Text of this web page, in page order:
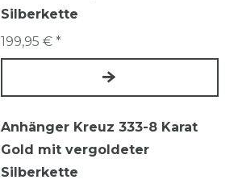
Silberkette
199,95 € *
Anhänger Kreuz 333-8 Karat
Gold mit vergoldeter
Silberkette